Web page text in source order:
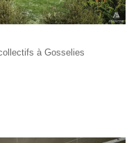
à Gosselies